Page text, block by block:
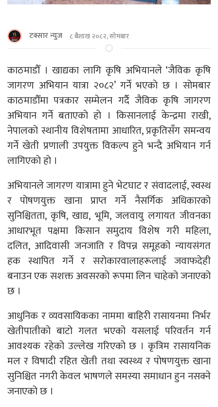
टक्सार न्युज ८ बैशाख २०८२, सोमबार
काठमाडौँ । खाद्यका लागि कृषि अभियानले ‘जैविक कृषि
जागरण अभियान यात्रा २०८२’ गर्ने भएकाे छ । सोमबार
काठमाडौँमा पत्रकार सम्मेलन गर्दै जैविक कृषि जागरण
अभियान गर्ने बताएकाे हाे । किसानलाई केन्द्रमा राखी,
नेपालको स्थानीय विशेषतामा आधारित, प्रकृतिसँग समन्वय
गर्ने खेती प्रणाली उपयुक्त विकल्प हुने भन्दै अभियान गर्न
लागिएकाे हाे ।
अभियानले जागरण यात्रामा हुने भेटघाट र संवादलाई, स्वस्थ
र पोषणयुक्त खाना प्राप्त गर्ने नैसर्गिक अधिकारको
सुनिश्चितता, कृषि, खाद्य, भूमि, जलवायु लगायत जीवनका
आधारभूत पक्षमा किसान समुदाय विशेष गरी महिला,
दलित, आदिवासी जनजाति र विपन्न समूहको न्यायसंगत
हक स्थापित गर्ने र सरोकारवालाहरूलाई जवाफदेही
बनाउन एक सशक्त अवसरको रूपमा लिन चाहेको जनाएको
छ ।
आधुनिक र व्यवसायिकका नाममा बाहिरी रासायनमा निर्भर
खेतीपातीको बाटो गलत भएको यसलाई परिवर्तन गर्न
आवश्यक रहेको उल्लेख गरिएको छ । कृत्रिम रासायनिक
मल र विषादी रहित खेती तथा स्वस्थ्य र पोषणयुक्त खाना
सुनिश्चित नगरी केवल भाषणले समस्या समाधान हुन नसक्ने
जनाएको छ ।